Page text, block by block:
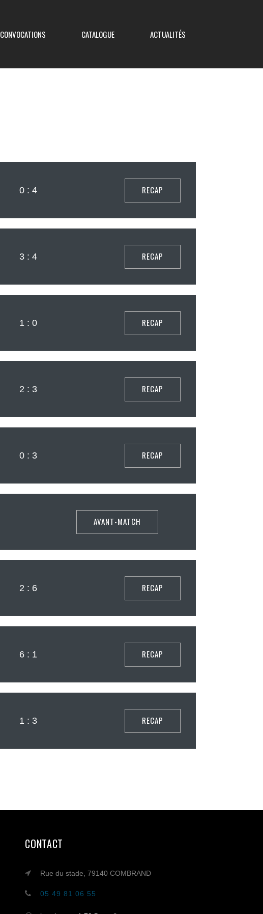
Coupe des Réserves
CONVOCATIONS CATALOGUE ACTUALITÉS
0 : 4 RECAP
3 : 4 RECAP
1 : 0 RECAP
2 : 3 RECAP
0 : 3 RECAP
AVANT-MATCH
2 : 6 RECAP
6 : 1 RECAP
1 : 3 RECAP
CONTACT
Rue du stade, 79140 COMBRAND
05 49 81 06 55